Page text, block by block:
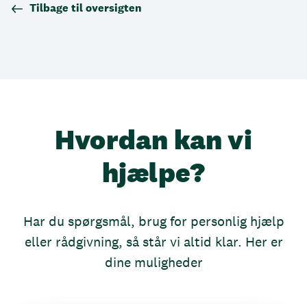
Tilbage til oversigten
Hvordan kan vi
hjælpe?
Har du spørgsmål, brug for personlig hjælp
eller rådgivning, så står vi altid klar. Her er
dine muligheder